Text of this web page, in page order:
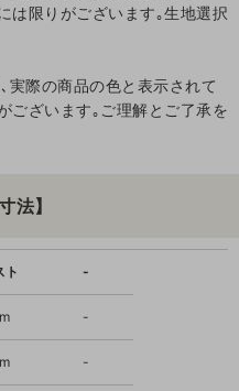
は限りがございます｡生地選択
実際の商品の色と表示されて
ございます｡ご理解とご了承を
法】
ト -
-
-